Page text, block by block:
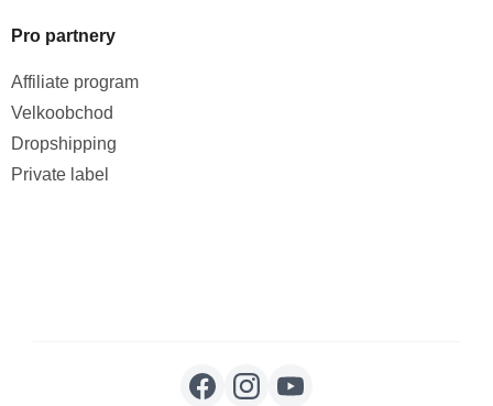
Pro partnery
Affiliate program
Velkoobchod
Dropshipping
Private label